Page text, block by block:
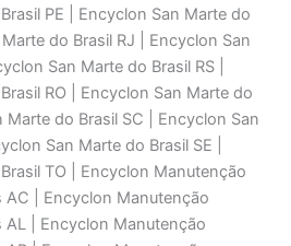
PE | Encyclon San Marte do
do Brasil RJ | Encyclon San
San Marte do Brasil RS |
RO | Encyclon San Marte do
Marte do Brasil SC | Encyclon San
San Marte do Brasil SE |
TO | Encyclon Manutenção
AC | Encyclon Manutenção
AL | Encyclon Manutenção